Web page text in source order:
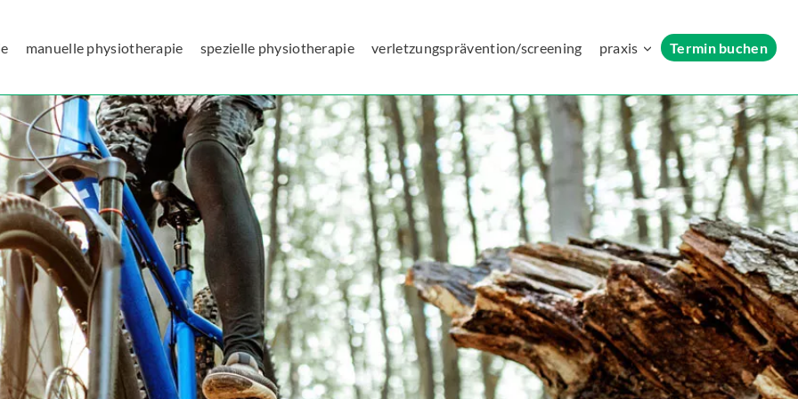
manuelle physiotherapie spezielle physiotherapie verletzungsprävention/screening praxis Termin buchen